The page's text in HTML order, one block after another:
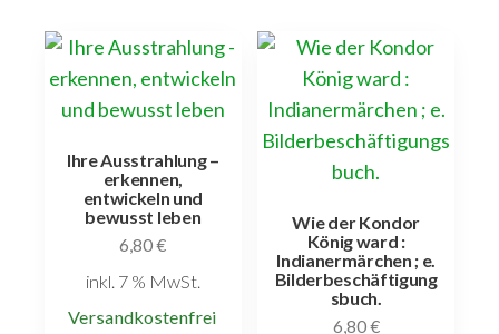
Ihre Ausstrahlung –
erkennen,
entwickeln und
bewusst leben
6,80€
inkl. 7 % MwSt.
Versandkostenfrei
Wie der Kondor
König ward :
Indianermärchen ; e.
Bilderbeschäftigung
sbuch.
6,80€